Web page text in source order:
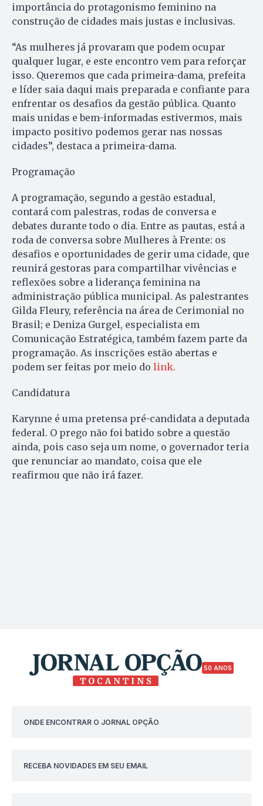
importância do protagonismo feminino na
construção de cidades mais justas e inclusivas.
“As mulheres já provaram que podem ocupar
qualquer lugar, e este encontro vem para reforçar
isso. Queremos que cada primeira-dama, prefeita
e líder saia daqui mais preparada e confiante para
enfrentar os desafios da gestão pública. Quanto
mais unidas e bem-informadas estivermos, mais
impacto positivo podemos gerar nas nossas
cidades”, destaca a primeira-dama.
Programação
A programação, segundo a gestão estadual,
contará com palestras, rodas de conversa e
debates durante todo o dia. Entre as pautas, está a
roda de conversa sobre Mulheres à Frente: os
desafios e oportunidades de gerir uma cidade, que
reunirá gestoras para compartilhar vivências e
reflexões sobre a liderança feminina na
administração pública municipal. As palestrantes
Gilda Fleury, referência na área de Cerimonial no
Brasil; e Deniza Gurgel, especialista em
Comunicação Estratégica, também fazem parte da
programação. As inscrições estão abertas e
podem ser feitas por meio do link.
Candidatura
Karynne é uma pretensa pré-candidata a deputada
federal. O prego não foi batido sobre a questão
ainda, pois caso seja um nome, o governador teria
que renunciar ao mandato, coisa que ele
reafirmou que não irá fazer.
50 ANOS
ONDE ENCONTRAR O JORNAL OPÇÃO
RECEBA NOVIDADES EM SEU EMAIL